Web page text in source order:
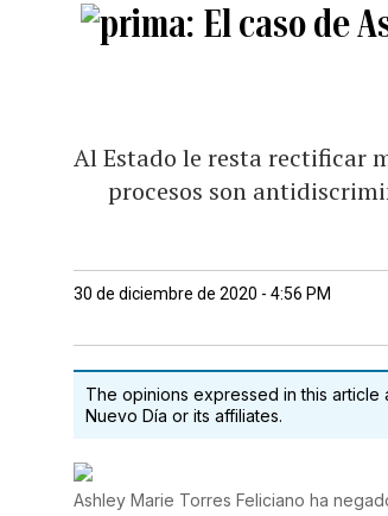
El caso de
Al Estado le resta rectificar
procesos son
30 de diciembre de 2020 - 4:56 PM
The opinions expressed in this
Nuevo Día or its affiliates.
Ashley Marie Torres Feliciano ha